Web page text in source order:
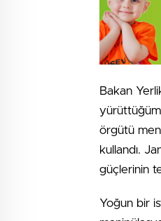
Bakan
örgütü
kullandı.
güçlerinin
Yoğun bir